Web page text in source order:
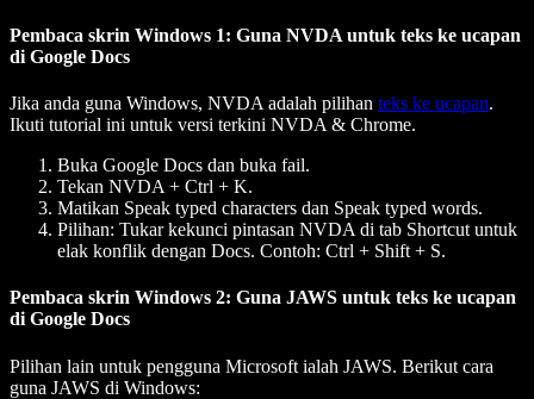
Pembaca skrin Windows 1: Guna NVDA untuk teks ke ucapan
di Google Docs
Jika anda guna Windows, NVDA adalah pilihan teks ke ucapan.
Ikuti tutorial ini untuk versi terkini NVDA & Chrome.
Buka Google Docs dan buka fail.
Tekan NVDA + Ctrl + K.
Matikan Speak typed characters dan Speak typed words.
Pilihan: Tukar kekunci pintasan NVDA di tab Shortcut untuk
elak konflik dengan Docs. Contoh: Ctrl + Shift + S.
Pembaca skrin Windows 2: Guna JAWS untuk teks ke ucapan
di Google Docs
Pilihan lain untuk pengguna Microsoft ialah JAWS. Berikut cara
guna JAWS di Windows: